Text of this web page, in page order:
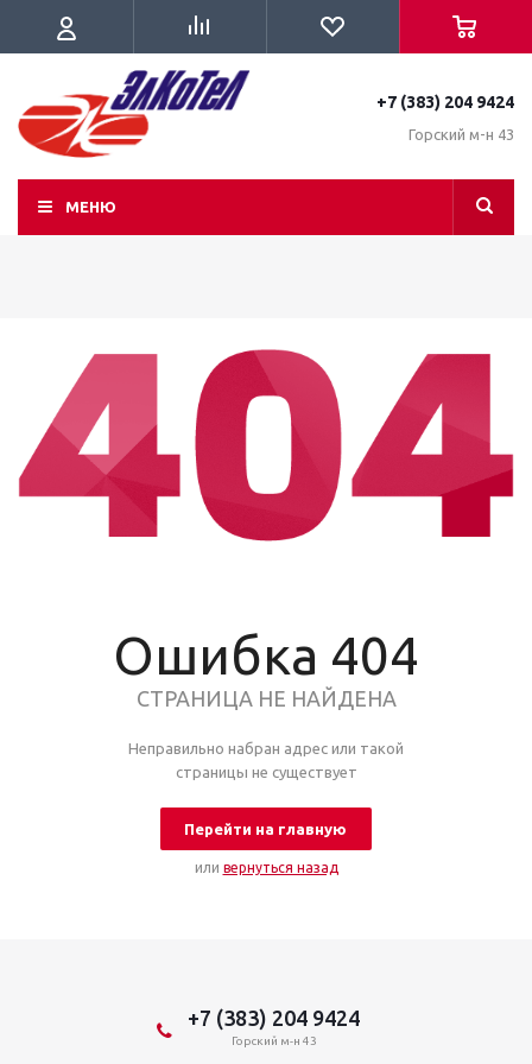
+7 (383) 204 9424
Горский м-н 43
МЕНЮ
Ошибка 404
СТРАНИЦА НЕ НАЙДЕНА
Неправильно набран адрес или такой
страницы не существует
Перейти на главную
или вернуться назад
+7 (383) 204 9424
Горский м-н 43